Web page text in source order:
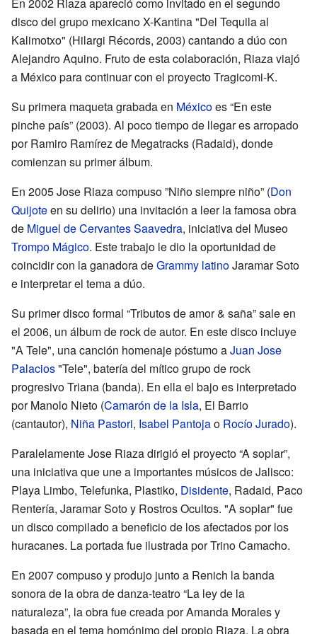
En 2002 Riaza apareció como invitado en el segundo
disco del grupo mexicano X-Kantina "Del Tequila al
Kalimotxo" (Hilargi Récords, 2003) cantando a dúo con
Alejandro Aquino. Fruto de esta colaboración, Riaza viajó
a México para continuar con el proyecto Tragicomi-K.
Su primera maqueta grabada en Méxicoes “En este
pinche país” (2003). Al poco tiempo de llegar es arropado
por Ramiro Ramírez de Megatracks (Radaid), donde
comienzan su primer álbum.
En 2005 Jose Riaza compuso ”Niño siempre niño” (Don
Quijoteen su delirio) una invitación a leer la famosa obra
de Miguel de Cervantes Saavedra, iniciativa del Museo
Trompo Mágico. Este trabajo le dio la oportunidad de
coincidir con la ganadora deGrammy latinoJaramar Soto
e interpretar el tema a dúo.
Su primer disco formal “Tributos de amor & saña” sale en
el 2006, un álbum de rock de autor. En este disco incluye
"A Tele", una canción homenaje póstumo aJuan Jose
Palacios"Tele", batería del mítico grupo de rock
progresivo Triana (banda). En ella el bajo es interpretado
por Manolo Nieto (Camarón de la Isla, El Barrio
(cantautor), Niña Pastori, Isabel Pantojao Rocío Jurado).
Paralelamente Jose Riaza dirigió el proyecto “A soplar”,
una iniciativa que une a importantes músicos de Jalisco:
Playa Limbo, Telefunka, Plastiko, Disidente, Radaid, Paco
Rentería, Jaramar Soto y Rostros Ocultos. "A soplar" fue
un disco compilado a beneficio de los afectados por los
huracanes. La portada fue ilustrada por Trino Camacho.
En 2007 compuso y produjo junto a Renich la banda
sonora de la obra de danza-teatro “La ley de la
naturaleza”, la obra fue creada por Amanda Morales y
basada en el tema homónimo del propio Riaza. La obra